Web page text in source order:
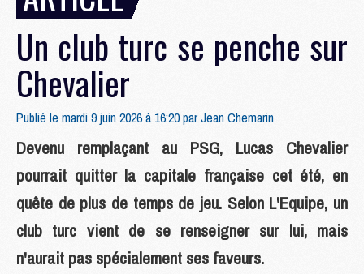
Un club turc se penche sur
Chevalier
Publié le mardi 9 juin 2026 à 16:20 parJean Chemarin
Devenu remplaçant au PSG, Lucas Chevalier
pourrait quitter la capitale française cet été, en
quête de plus de temps de jeu. Selon L'Equipe, un
club turc vient de se renseigner sur lui, mais
n'aurait pas spécialement ses faveurs.